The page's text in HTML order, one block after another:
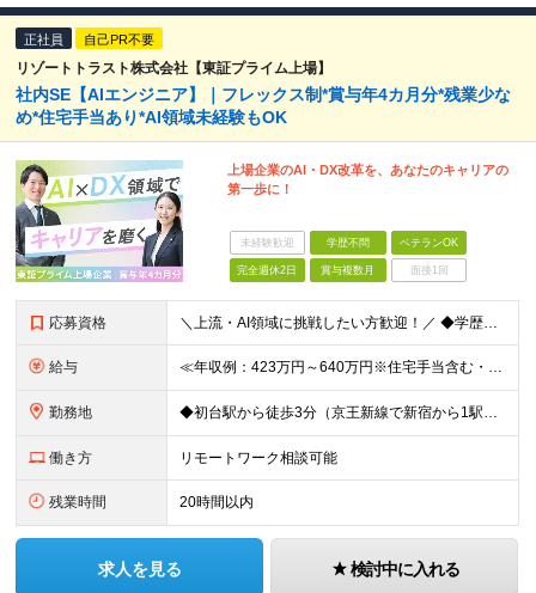
正社員 自己PR不要
リゾートトラスト株式会社【東証プライム上場】
社内SE【AIエンジニア】｜フレックス制*賞与年4カ月分*残業少な
め*住宅手当あり*AI領域未経験もOK
上場企業のAI・DX改革を、あなたのキャリアの
第一歩に！
未経験歓迎 学歴不問 ベテランOK
完全週休2日 賞与複数月 面接1回
応募資格 ＼上流・AI領域に挑戦したい方歓迎！／ ◆学歴不問 ◆何らかのシステム開発実務経験をお持ちの方 （目安2年以上／開発言語や担当工程は不問です） ※AI分野における開発業務の経験・知見をお持ちの方は歓
給与 ≪年収例：423万円～640万円※住宅手当含む・残業代除く≫ ◆賞与年4カ月分支給 ※昨年度実績 ◆住宅手当・退職金制度・持株会など各種制度や手当が充実！ 月給24万800円～37万8,050円＋賞
勤務地 ◆初台駅から徒歩3分（京王新線で新宿から1駅！） ◆リモートワーク／フリーアドレス制度あり ◆出張転勤なし 【リゾートトラスト 東京本社】 東京都渋谷区代々木4-36-19 リゾートトラスト東京ビル
働き方 リモートワーク相談可能
残業時間 20時間以内
求人を見る 検討中に入れる